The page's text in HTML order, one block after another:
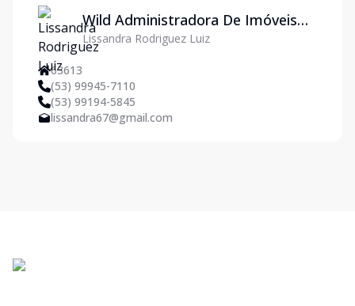
Wild Administradora De Imóveis
Ltda
Lissandra Rodriguez Luiz
63613
(53) 99945-7110
(53) 99194-5845
lissandra67@gmail.com